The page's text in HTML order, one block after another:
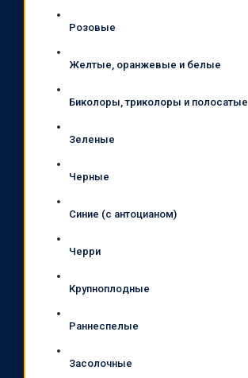
Розовые
Желтые, оранжевые и белые
Биколоры, триколоры и полосатые
Зеленые
Черные
Синие (с антоцианом)
Черри
Крупноплодные
Раннеспелые
Засолочные